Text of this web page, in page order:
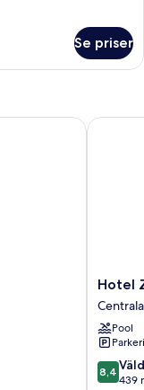
Se priser
Hotel
Zi
Teresa
Centrala
Hotel
Pool
8.4
av
8,4
439
Hotel Zi